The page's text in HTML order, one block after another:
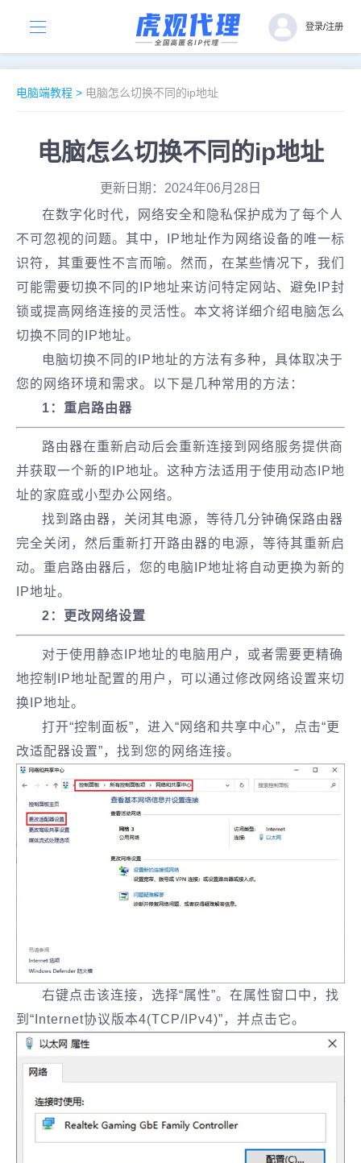
登录/注册
电脑端教程 > 电脑怎么切换不同的ip地址
电脑怎么切换不同的ip地址
更新日期：2024年06月28日
在数字化时代，网络安全和隐私保护成为了每个人
不可忽视的问题。其中，IP地址作为网络设备的唯一标
识符，其重要性不言而喻。然而，在某些情况下，我们
可能需要切换不同的IP地址来访问特定网站、避免IP封
锁或提高网络连接的灵活性。本文将详细介绍电脑怎么
切换不同的IP地址。
电脑切换不同的IP地址的方法有多种，具体取决于
您的网络环境和需求。以下是几种常用的方法：
1：重启路由器
路由器在重新启动后会重新连接到网络服务提供商
并获取一个新的IP地址。这种方法适用于使用动态IP地
址的家庭或小型办公网络。
找到路由器，关闭其电源，等待几分钟确保路由器
完全关闭，然后重新打开路由器的电源，等待其重新启
动。重启路由器后，您的电脑IP地址将自动更换为新的
IP地址。
2：更改网络设置
对于使用静态IP地址的电脑用户，或者需要更精确
地控制IP地址配置的用户，可以通过修改网络设置来切
换IP地址。
打开“控制面板”，进入“网络和共享中心”，点击“更
改适配器设置”，找到您的网络连接。
右键点击该连接，选择“属性”。在属性窗口中，找
到“Internet协议版本4(TCP/IPv4)”，并点击它。